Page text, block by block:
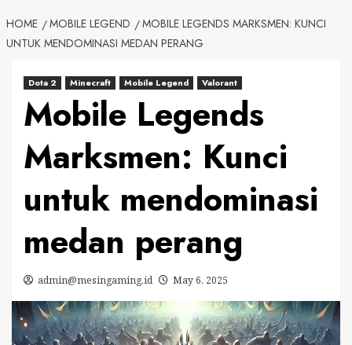
HOME MOBILE LEGEND
MOBILE LEGENDS MARKSMEN: KUNCI
UNTUK MENDOMINASI MEDAN PERANG
Dota 2 Minecraft Mobile Legend Valorant
Mobile Legends
Marksmen: Kunci
untuk mendominasi
medan perang
admin@mesingaming.id May 6, 2025